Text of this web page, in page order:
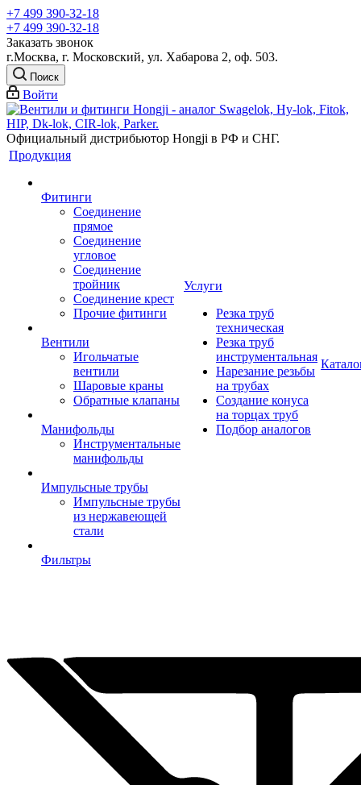
+7 499 390-32-18
+7 499 390-32-18
Заказать звонок
г.Москва, г. Московский, ул. Хабарова 2, оф. 503.
Поиск
Войти
Официальный дистрибьютор Hongji в РФ и СНГ.
Продукция
Фитинги
Соединение
прямое
Соединение
угловое
Соединение
тройник
Соединение крест
Прочие фитинги
Вентили
Игольчатые
вентили
Шаровые краны
Обратные клапаны
Манифольды
Инструментальные
манифольды
Импульсные трубы
Импульсные трубы
из нержавеющей
стали
Фильтры
Услуги
Резка труб
техническая
Резка труб
инструментальная
Нарезание резьбы
на трубах
Создание конуса
на торцах труб
Подбор аналогов